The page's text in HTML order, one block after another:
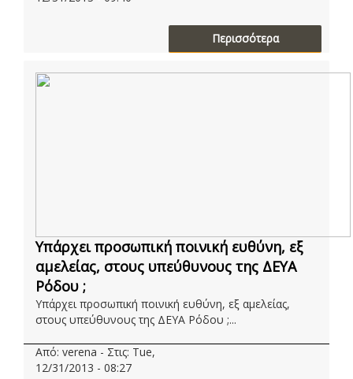
Περισσότερα
Υπάρχει προσωπική ποινική ευθύνη, εξ
αμελείας, στους υπεύθυνους της ΔΕΥΑ
Ρόδου ;
Υπάρχει προσωπική ποινική ευθύνη, εξ αμελείας,
στους υπεύθυνους της ΔΕΥΑ Ρόδου ;...
Από: verena - Στις: Tue,
12/31/2013 - 08:27